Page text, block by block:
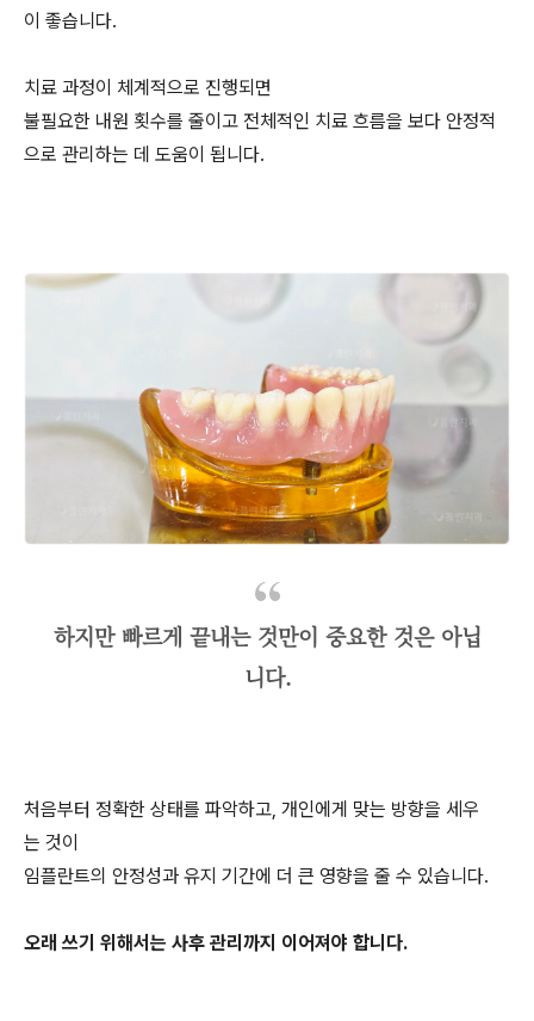
이 좋습니다.
치료 과정이 체계적으로 진행되면
불필요한 내원 횟수를 줄이고 전체적인 치료 흐름을 보다 안정적
으로 관리하는 데 도움이 됩니다.
하지만 빠르게 끝내는 것만이 중요한 것은 아닙
니다.
처음부터 정확한 상태를 파악하고, 개인에게 맞는 방향을 세우
는 것이
임플란트의 안정성과 유지 기간에 더 큰 영향을 줄 수 있습니다.
오래 쓰기 위해서는 사후 관리까지 이어져야 합니다.